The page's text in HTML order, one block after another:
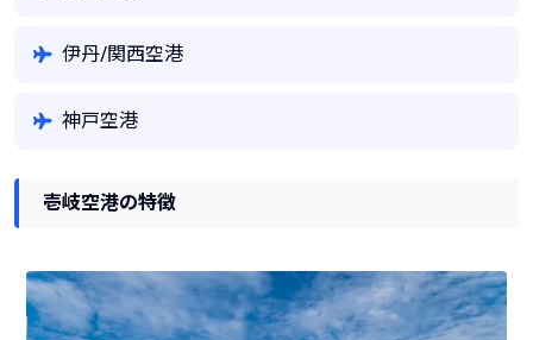
伊丹/関西空港
神戸空港
壱岐空港の特徴